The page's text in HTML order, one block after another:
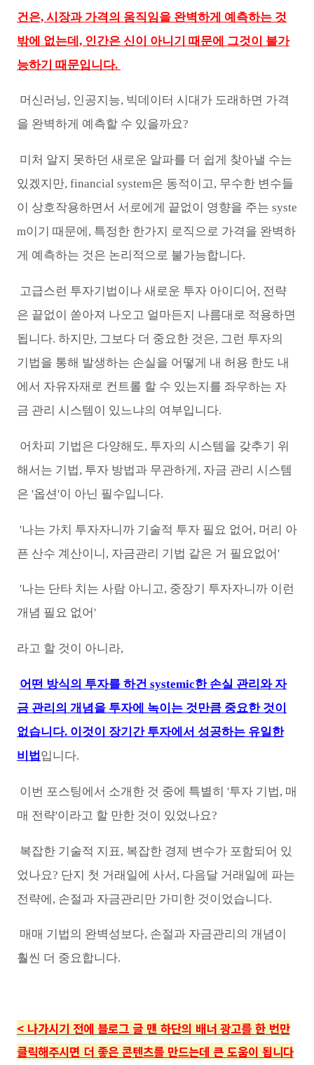
건은, 시장과 가격의 움직임을 완벽하게 예측하는 것
밖에 없는데, 인간은 신이 아니기 때문에 그것이 불가
능하기 때문입니다.
머신러닝, 인공지능, 빅데이터 시대가 도래하면 가격
을 완벽하게 예측할 수 있을까요?
미처 알지 못하던 새로운 알파를 더 쉽게 찾아낼 수는
있겠지만, financial system은 동적이고, 무수한 변수들
이 상호작용하면서 서로에게 끝없이 영향을 주는 syste
m이기 때문에, 특정한 한가지 로직으로 가격을 완벽하
게 예측하는 것은 논리적으로 불가능합니다.
고급스런 투자기법이나 새로운 투자 아이디어, 전략
은 끝없이 쏟아져 나오고 얼마든지 나름대로 적용하면
됩니다. 하지만, 그보다 더 중요한 것은, 그런 투자의
기법을 통해 발생하는 손실을 어떻게 내 허용 한도 내
에서 자유자재로 컨트롤 할 수 있는지를 좌우하는 자
금 관리 시스템이 있느냐의 여부입니다.
어차피 기법은 다양해도, 투자의 시스템을 갖추기 위
해서는 기법, 투자 방법과 무관하게, 자금 관리 시스템
은 '옵션'이 아닌 필수입니다.
'나는 가치 투자자니까 기술적 투자 필요 없어, 머리 아
픈 산수 계산이니, 자금관리 기법 같은 거 필요없어'
'나는 단타 치는 사람 아니고, 중장기 투자자니까 이런
개념 필요 없어'
라고 할 것이 아니라,
어떤 방식의 투자를 하건 systemic한 손실 관리와 자
금 관리의 개념을 투자에 녹이는 것만큼 중요한 것이
없습니다. 이것이 장기간 투자에서 성공하는 유일한
비법 입니다.
이번 포스팅에서 소개한 것 중에 특별히 '투자 기법, 매
매 전략'이라고 할 만한 것이 있었나요?
복잡한 기술적 지표, 복잡한 경제 변수가 포함되어 있
었나요? 단지 첫 거래일에 사서, 다음달 거래일에 파는
전략에, 손절과 자금관리만 가미한 것이었습니다.
매매 기법의 완벽성보다, 손절과 자금관리의 개념이
훨씬 더 중요합니다.
< 나가시기 전에 블로그 글 맨 하단의 배너 광고를 한 번만
클릭해주시면 더 좋은 콘텐츠를 만드는데 큰 도움이 됩니다